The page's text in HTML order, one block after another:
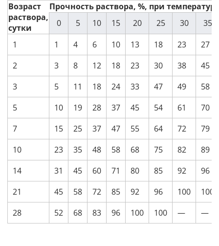
Возраст
раствора,
сутки
Прочность раствора, %, при
0
5 10 15 20 25 30
35
1
1 4 6 10 13 18 23
27
2
3 8 12 18 23 30 38
45
3
5 11 18 24 33 47 49
58
5
10 19 28 37 45 54 61
70
7
15 25 37 47 55 64 72
79
10
23 35 48 58 68 75 82
89
14
31 45 60 71 80 85 92
96
21
45 58 72 85 92 96 100
100
28
52 68 83 96 100 100 — —